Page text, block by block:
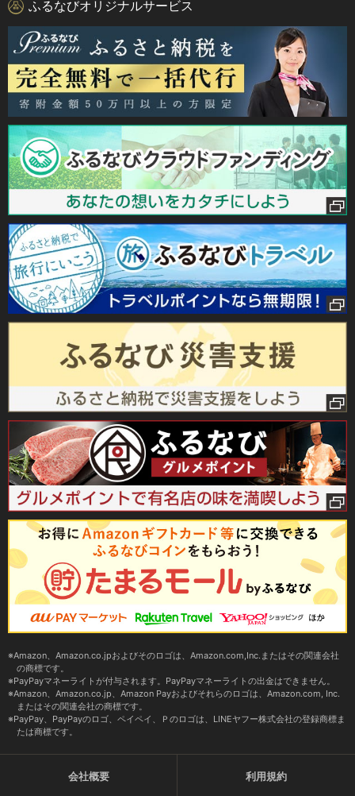
ふるなびオリジナルサービス
Amazon、Amazon.co.jpおよびそのロゴは、Amazon.com,Inc.またはその関連会社
の商標です。
PayPayマネーライトが付与されます。PayPayマネーライトの出金はできません。
Amazon、Amazon.co.jp、Amazon Payおよびそれらのロゴは、Amazon.com, Inc.
またはその関連会社の商標です。
PayPay、PayPayのロゴ、ペイペイ、Ｐのロゴは、LINEヤフー株式会社の登録商標ま
たは商標です。
会社概要 利用規約